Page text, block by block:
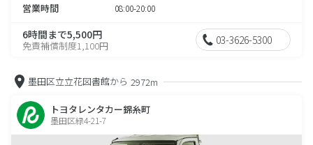
営業時間 08:00-20:00
6時間まで5,500円
免責補償制度1,100円 03-3626-5300
墨田区立立花図書館から 2972m
トヨタレンタカー錦糸町
墨田区緑4-21-7